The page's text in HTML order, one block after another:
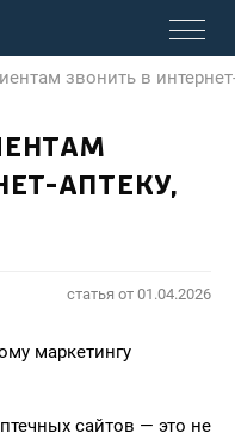
звонить в
АПТЕКУ,
статья от 01.04.2026
маркетингу
сайтов — это не